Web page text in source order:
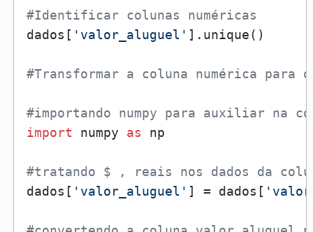
#Identificar colunas numéricas
dados[ 'valor_aluguel' ].unique()
#Transformar a coluna numérica para
#importando numpy para auxiliar na
import numpy as np
#tratando $ , reais nos dados da
dados[ 'valor_aluguel' ] = dados[